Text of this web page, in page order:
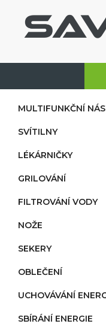
MULTIFUNKČNÍ
SVÍTILNY
LÉKÁRNIČKY
GRILOVÁNÍ
FILTROVÁNÍ VODY
NOŽE
SEKERY
OBLEČENÍ
UCHOVÁVÁNÍ
SBÍRÁNÍ ENERGIE